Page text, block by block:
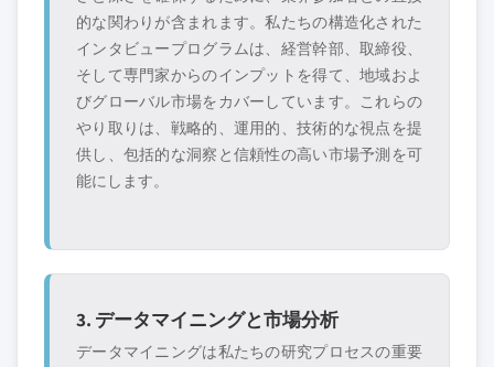
的な関わりが含まれます。私たちの構造化された
インタビュープログラムは、経営幹部、取締役、
そして専門家からのインプットを得て、地域およ
びグローバル市場をカバーしています。これらの
やり取りは、戦略的、運用的、技術的な視点を提
供し、包括的な洞察と信頼性の高い市場予測を可
能にします。
3. データマイニングと市場分析
データマイニングは私たちの研究プロセスの重要